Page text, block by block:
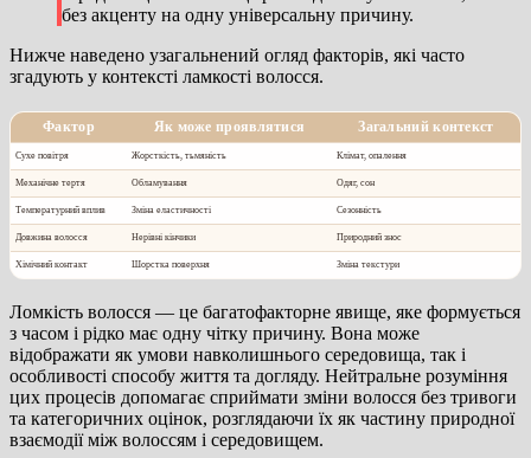
без акценту на одну універсальну причину.
Нижче наведено узагальнений огляд факторів, які часто
згадують у контексті ламкості волосся.
Фактор Як може проявлятися Загальний контекст
Сухе повітря Жорсткість, тьмяність Клімат, опалення
Механічне тертя Обламування Одяг, сон
Температурний вплив Зміна еластичності Сезонність
Довжина волосся Нерівні кінчики Природний знос
Хімічний контакт Шорстка поверхня Зміна текстури
Ломкість волосся — це багатофакторне явище, яке формується
з часом і рідко має одну чітку причину. Вона може
відображати як умови навколишнього середовища, так і
особливості способу життя та догляду. Нейтральне розуміння
цих процесів допомагає сприймати зміни волосся без тривоги
та категоричних оцінок, розглядаючи їх як частину природної
взаємодії між волоссям і середовищем.